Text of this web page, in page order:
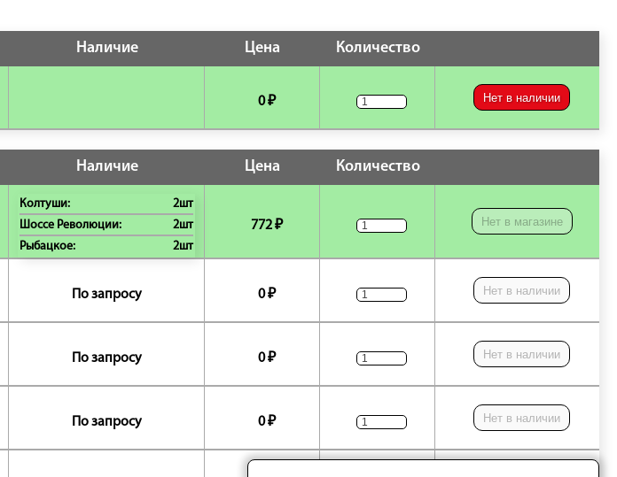
Наличие Цена Количество
0 ₽ Нет в наличии
Наличие Цена Количество
Колтуши:
2шт
Шоссе Революции:
2шт
Рыбацкое:
2шт
772 ₽ Нет в магазине
По запросу 0 ₽ Нет в наличии
По запросу 0 ₽ Нет в наличии
По запросу 0 ₽ Нет в наличии